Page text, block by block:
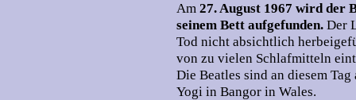
Am 27. August 1967 wird der
seinem Bett aufgefunden. Der
Tod nicht absichtlich
von zu vielen Schlafmitteln
Die Beatles sind an diesem
Yogi in Bangor in Wales.